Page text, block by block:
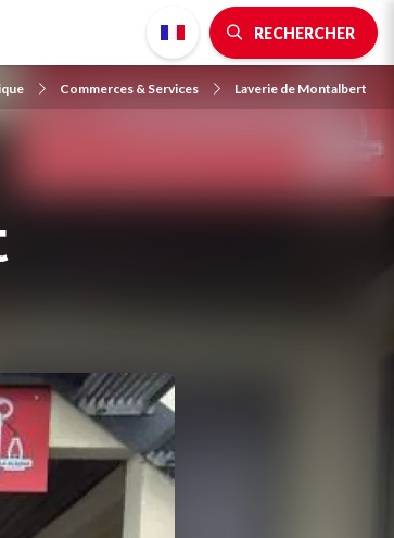
RECHERCHER
Commerces & Services Laverie de Montalbert